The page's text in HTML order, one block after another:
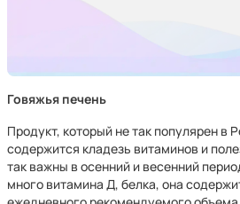
Говяжья печень
Продукт, который не так популярен в
содержится кладезь витаминов и
так важны в осенний и весенний
много витамина Д, белка, она